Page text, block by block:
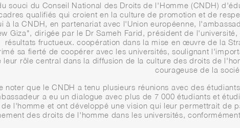
souci du Conseil National des Droits de l'Homme (CNDH)
qualifiés qui croient en la culture de promotion et de
à la CNDH, en partenariat avec l'Union européenne,
Giza", dirigée par le Dr Sameh Farid, président de
résultats fructueux. coopération dans la mise en œuvre de la
sa fierté de coopérer avec les universités, soulignant
leur rôle central dans la diffusion de la culture des droits de
courageuse de la
noter que le CNDH a tenu plusieurs réunions avec des
a eu un dialogue avec plus de 7 000 étudiants et
l'homme et ont développé une vision qui leur permettrait de
des droits de l'homme dans les universités,